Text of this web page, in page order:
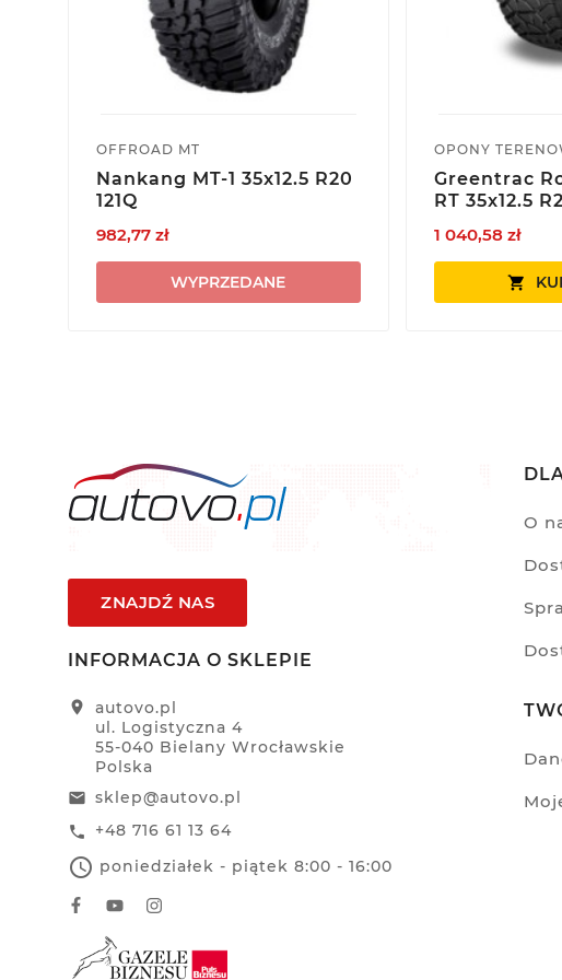
OFFROAD MT
Nankang MT-1 35x12.5 R20
121Q
982,77 zł
WYPRZEDANE
OPONY
Greentrac
RT 35x12.5
1 040,58 zł

ZNAJDŹ NAS
INFORMACJA O SKLEPIE
location_on
autovo.pl
ul. Logistyczna 4
55-040 Bielany Wrocławskie
Polska
email sklep@autovo.pl
call +48 716 61 13 64
access_time poniedziałek - piątek 8:00 - 16:00
O